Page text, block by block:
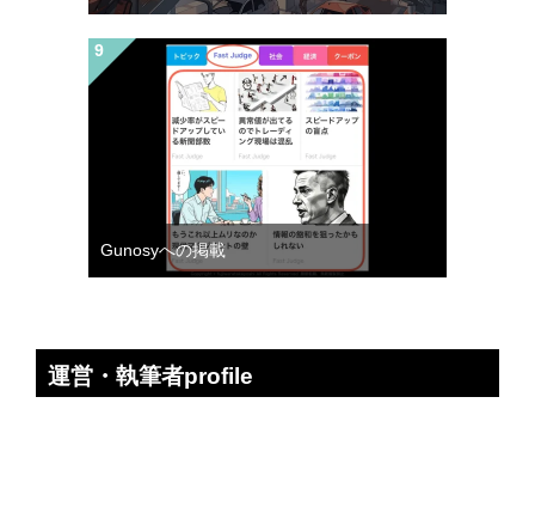
Gunosyへの掲載
運営・執筆者profile